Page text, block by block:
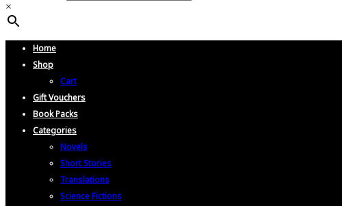
×
Home
Shop
Cart
Gift Vouchers
Book Packs
Categories
Novels
Short Stories
Translations
Science Fictions